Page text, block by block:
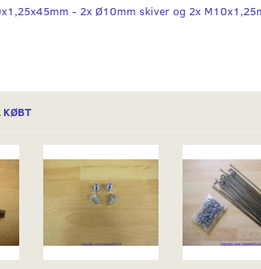
- 2x Ø10mm skiver og 2x
KØBT